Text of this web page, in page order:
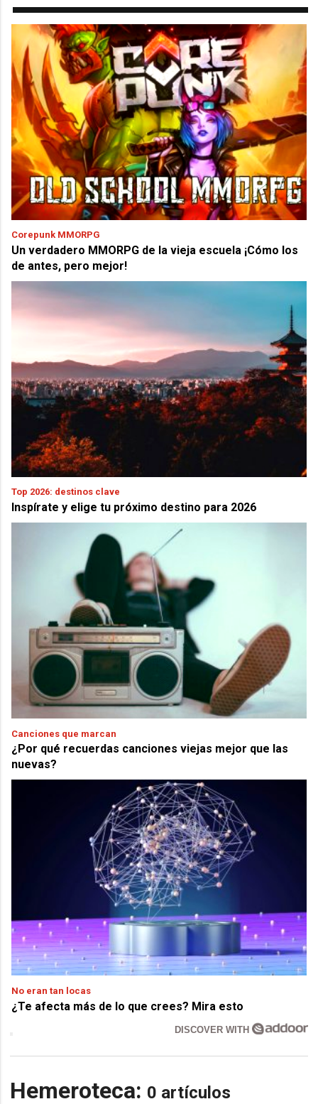
Corepunk MMORPG
Un verdadero MMORPG de la vieja escuela ¡Cómo los
de antes, pero mejor!
Top 2026: destinos clave
Inspírate y elige tu próximo destino para 2026
Canciones que marcan
¿Por qué recuerdas canciones viejas mejor que las
nuevas?
No eran tan locas
¿Te afecta más de lo que crees? Mira esto
DISCOVER WITH
Hemeroteca: 0 artículos